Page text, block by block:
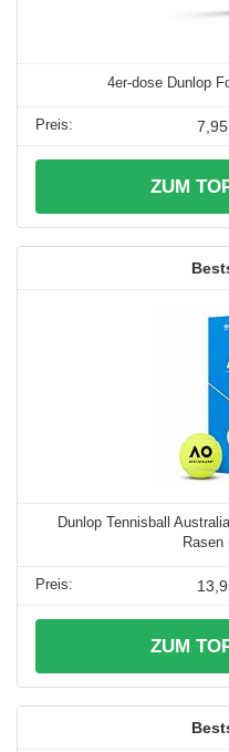
4er-dose Dunlop
ZUM
Dunlop Tennisball
Rasen
ZUM